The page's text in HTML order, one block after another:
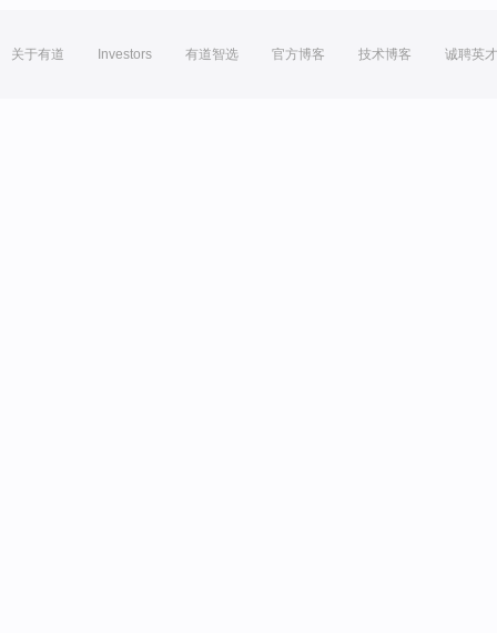
关于有道 Investors 有道智选 官方博客 技术博客 诚聘英才